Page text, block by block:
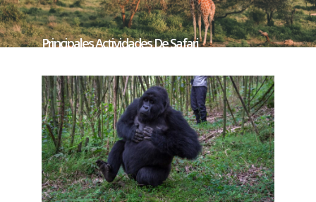
Principales Actividades De Safari
En El Sector De Buhoma.